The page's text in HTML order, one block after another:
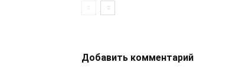
Добавить комментарий